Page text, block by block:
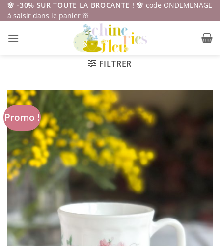
Passer
au
🌸 -30% SUR TOUTE LA BROCANTE ! 🌸 code ONDEMENAGE
à saisir dans le panier 🌸
FILTRER
Promo !